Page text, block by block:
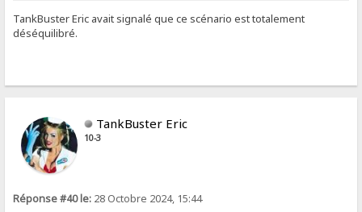
TankBuster Eric avait signalé que ce scénario est totalement
déséquilibré.
TankBuster Eric
10-3
Réponse #40 le: 28 Octobre 2024, 15:44